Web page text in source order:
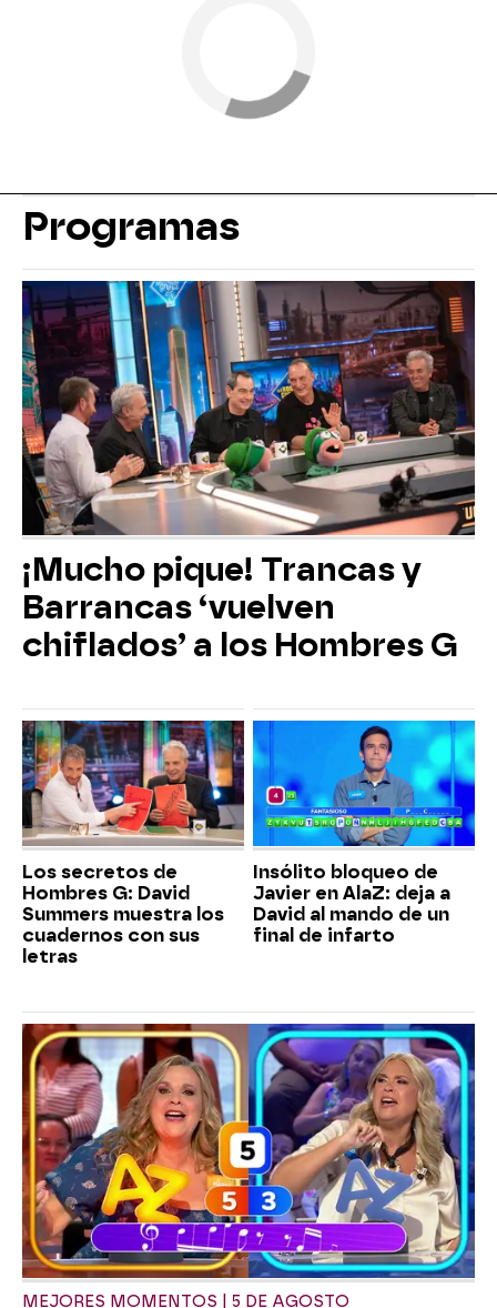
Programas
¡Mucho pique! Trancas y
Barrancas ‘vuelven
chiflados’ a los Hombres G
Los secretos de
Hombres G: David
Summers muestra los
cuadernos con sus
letras
Insólito bloqueo de
Javier en AlaZ: deja a
David al mando de un
final de infarto
MEJORES MOMENTOS | 5 DE AGOSTO